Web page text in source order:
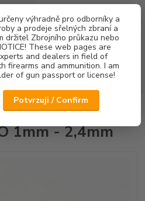
výhradně pro odborníky a
a prodeje sřelných zbraní a
držitel Zbrojního průkazu nebo
These web pages are
and dealers in field of
firearms and ammunition. I am
of gun passport or license!
Potvrzuji / Confirm
Menu
Hledat
za0,00 Kč
1mm - 2,4mm
1mm - 2,4mm